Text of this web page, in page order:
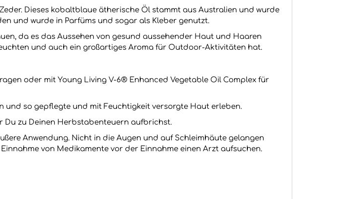
Dieses kobaltblaue ätherische Öl stammt aus Australien und wurde
und wurde in Parfüms und sogar als Kleber genutzt.
da es das Aussehen von gesund aussehender Haut und Haaren
und auch ein großartiges Aroma für Outdoor-Aktivitäten hat.
oder mit Young Living V-6® Enhanced Vegetable Oil Complex für
und so gepflegte und mit Feuchtigkeit versorgte Haut erleben.
Du zu Deinen Herbstabenteuern aufbrichst.
Anwendung. Nicht in die Augen und auf Schleimhäute gelangen
von Medikamente vor der Einnahme einen Arzt aufsuchen.